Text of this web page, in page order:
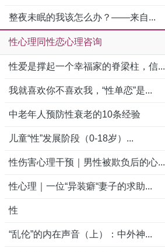
整夜未眠的我该怎么办？——来自...
性心理同性恋心理咨询
性爱是撑起一个幸福家的脊梁柱，信...
我就喜欢你不喜欢我，“性单恋”是...
中老年人预防性衰老的10条经验
儿童“性”发展阶段（0-18岁）...
性伤害心理干预｜男性被欺负后的心...
性心理｜一位“异装癖“妻子的求助...
性
“乱伦”的内在声音（上）：中外神...